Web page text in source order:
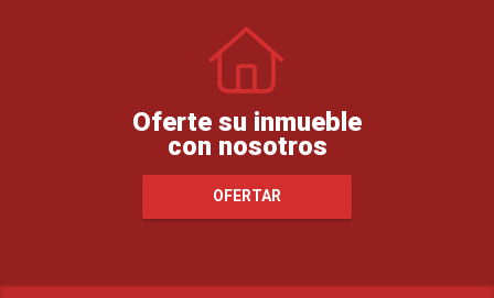
Oferte su inmueble
con nosotros
OFERTAR